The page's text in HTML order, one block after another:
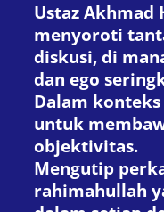
Ustaz Akhmad
menyoroti
diskusi, di
dan ego
Dalam
untuk
objektivitas.
Mengutip
rahimahullah